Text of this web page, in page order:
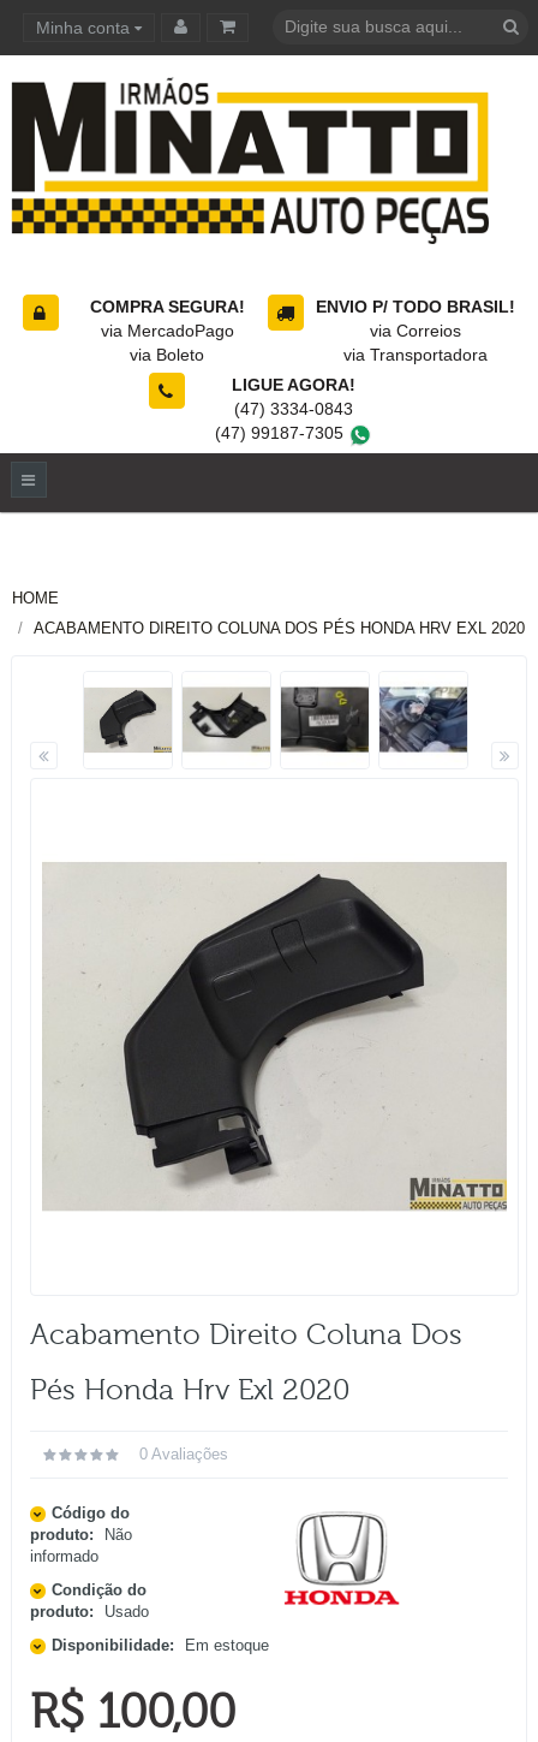
Minha conta
COMPRA SEGURA!
via MercadoPago
via Boleto
ENVIO P/ TODO BRASIL!
via Correios
via Transportadora
LIGUE AGORA!
(47) 3334-0843
(47) 99187-7305
HOME
ACABAMENTO DIREITO COLUNA DOS PÉS HONDA HRV EXL 2020
Acabamento Direito Coluna Dos
Pés Honda Hrv Exl 2020
0 Avaliações
Código do
produto:
Não
informado
Condição do
produto:
Usado
Disponibilidade:
Em estoque
R$ 100,00